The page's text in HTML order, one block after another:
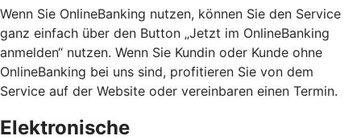
Wenn Sie OnlineBanking nutzen, können Sie den Service
ganz einfach über den Button „Jetzt im OnlineBanking
anmelden“ nutzen. Wenn Sie Kundin oder Kunde ohne
OnlineBanking bei uns sind, profitieren Sie von dem
Service auf der Website oder vereinbaren einen Termin.
Elektronische